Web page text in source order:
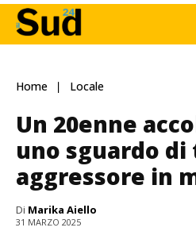
Home Locale
Un 20enne
uno sguardo di
aggressore in
Di Marika Aiello
31 MARZO 2025